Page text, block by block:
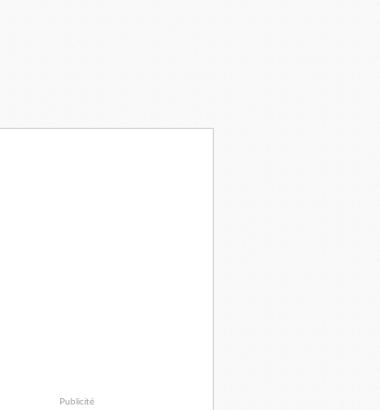
Publicité